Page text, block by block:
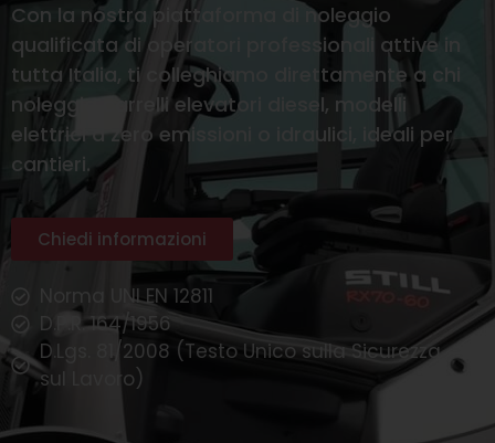
Con la nostra piattaforma di noleggio
qualificata di operatori professionali attive in
tutta Italia, ti colleghiamo direttamente a chi
noleggia carrelli elevatori diesel, modelli
elettrici a zero emissioni o idraulici, ideali per
cantieri.
Chiedi informazioni
Norma UNI EN 12811
D.P.R. 164/1956
D.Lgs. 81/2008 (Testo Unico sulla Sicurezza
sul Lavoro)